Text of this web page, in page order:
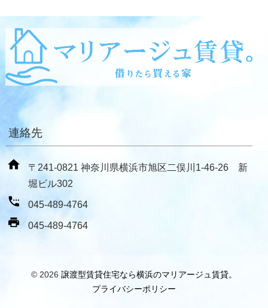
連絡先
〒241-0821 神奈川県横浜市旭区二俣川1-46-26 新
堀ビル302
045-489-4764
045-489-4764
© 2026 譲渡型賃貸住宅なら横浜のマリアージュ賃貸。
プライバシーポリシー